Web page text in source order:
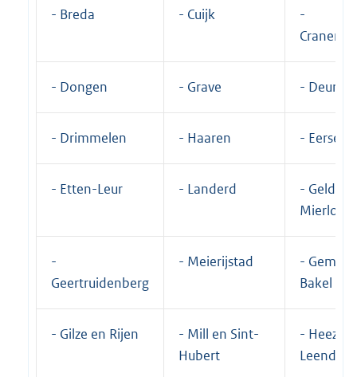
- Breda - Cuijk
-
- Dongen - Grave - Deurne
- Drimmelen - Haaren - Eersel
- Etten-Leur - Landerd
-
Mierlo
-
Geertruidenberg
- Meierijstad
-
Bakel
- Gilze en Rijen
- Mill en Sint-
Hubert
- Heeze-
Leende